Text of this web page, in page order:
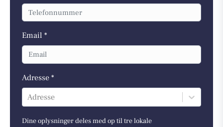
Email *
Adresse *
Adresse
Dine oplysninger deles med op til tre lokale